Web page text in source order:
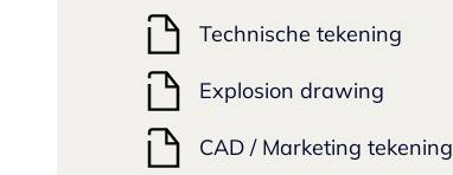
Technische tekening
Explosion drawing
CAD / Marketing tekening